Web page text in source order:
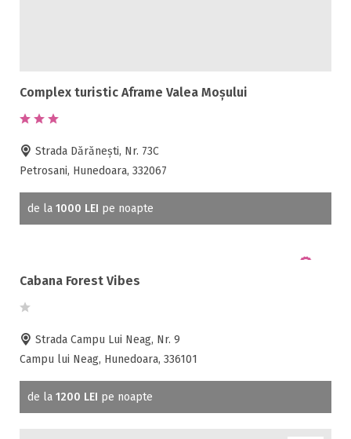
Complex turistic Aframe Valea Moșului
Strada Dărănești, Nr. 73C
Petrosani, Hunedoara, 332067
de la 1000 LEI pe noapte
Cabana Forest Vibes
Strada Campu Lui Neag, Nr. 9
Campu lui Neag, Hunedoara, 336101
de la 1200 LEI pe noapte